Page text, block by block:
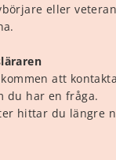
eller
att kontakta
du har en fråga.
hittar du längre